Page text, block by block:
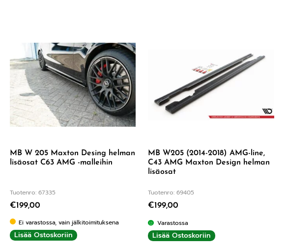
MB W 205 Maxton Desing helman
lisäosat C63 AMG -malleihin
Tuotenro: 67335
€199,00
Ei varastossa, vain jälkitoimituksena
Lisää Ostoskoriin
MB W205 (2014-2018) AMG-line,
C43 AMG Maxton Design helman
lisäosat
Tuotenro: 69405
€199,00
Varastossa
Lisää Ostoskoriin